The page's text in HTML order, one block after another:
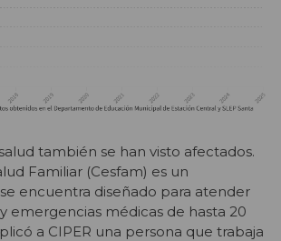
también se han visto afectados.
Familiar (Cesfam) es un
encuentra diseñado para atender
emergencias médicas de hasta 20
a CIPER una persona que trabaja